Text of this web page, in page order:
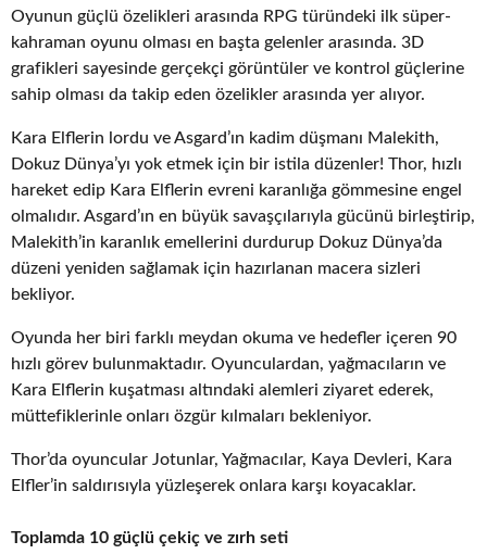
Oyunun güçlü özelikleri arasında RPG türündeki ilk süper-
kahraman oyunu olması en başta gelenler arasında. 3D
grafikleri sayesinde gerçekçi görüntüler ve kontrol güçlerine
sahip olması da takip eden özelikler arasında yer alıyor.
Kara Elflerin lordu ve Asgard’ın kadim düşmanı Malekith,
Dokuz Dünya’yı yok etmek için bir istila düzenler! Thor, hızlı
hareket edip Kara Elflerin evreni karanlığa gömmesine engel
olmalıdır. Asgard’ın en büyük savaşçılarıyla gücünü birleştirip,
Malekith’in karanlık emellerini durdurup Dokuz Dünya’da
düzeni yeniden sağlamak için hazırlanan macera sizleri
bekliyor.
Oyunda her biri farklı meydan okuma ve hedefler içeren 90
hızlı görev bulunmaktadır. Oyunculardan, yağmacıların ve
Kara Elflerin kuşatması altındaki alemleri ziyaret ederek,
müttefiklerinle onları özgür kılmaları bekleniyor.
Thor’da oyuncular Jotunlar, Yağmacılar, Kaya Devleri, Kara
Elfler’in saldırısıyla yüzleşerek onlara karşı koyacaklar.
Toplamda 10 güçlü çekiç ve zırh seti